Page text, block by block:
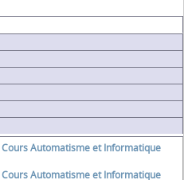
Cours Automatisme et Informatique
Cours Automatisme et Informatique